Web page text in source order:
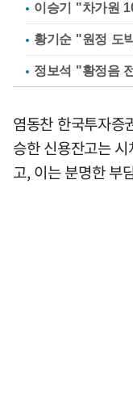
이승기 "차가원
황기순 "원정 도
정보석 "황정음
염동찬 한국투자증
승한 신용잔고는
고, 이는 분명한 부